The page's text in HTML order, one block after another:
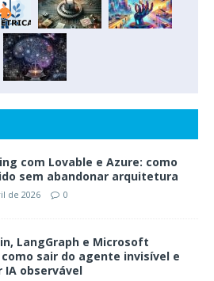
com Lovable e Azure: como
sem abandonar arquitetura
de 2026 0
LangGraph e Microsoft
como sair do agente invisível e
IA observável